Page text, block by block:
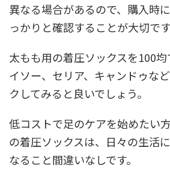
異なる場合があるので、購入時
っかりと確認することが大切です
太もも用の着圧ソックスを100
イソー、セリア、キャンドゥな
クしてみると良いでしょう。
低コストで足のケアを始めたい
の着圧ソックスは、日々の生活
なること間違いなしです。